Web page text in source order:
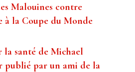
Malouines contre
à la Coupe du Monde
la santé de Michael
publié par un ami de la